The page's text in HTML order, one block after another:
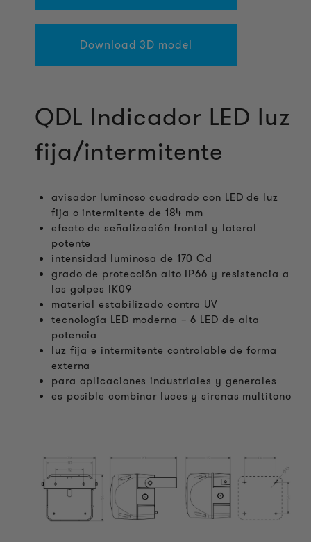
Download 3D model
QDL Indicador LED luz
fija/intermitente
avisador luminoso cuadrado con LED de luz
fija o intermitente de 184 mm
efecto de señalización frontal y lateral
potente
intensidad luminosa de 170 Cd
grado de protección alto IP66 y resistencia a
los golpes IK09
material estabilizado contra UV
tecnología LED moderna – 6 LED de alta
potencia
luz fija e intermitente controlable de forma
externa
para aplicaciones industriales y generales
es posible combinar luces y sirenas multitono